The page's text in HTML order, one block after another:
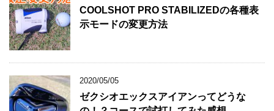
COOLSHOT PRO STABILIZEDの各種表
示モードの変更方法
2020/05/05
ゼクシオエックスアイアンってどうな